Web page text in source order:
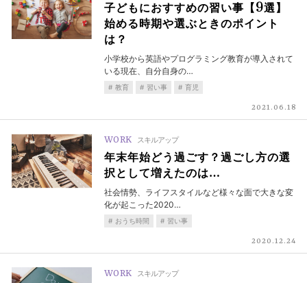
子どもにおすすめの習い事【9選】
始める時期や選ぶときのポイント
は？
小学校から英語やプログラミング教育が導入されて
いる現在、自分自身の…
教育 習い事 育児
2021.06.18
WORK スキルアップ
年末年始どう過ごす？過ごし方の選
択として増えたのは…
社会情勢、ライフスタイルなど様々な面で大きな変
化が起こった2020…
おうち時間 習い事
2020.12.24
WORK スキルアップ